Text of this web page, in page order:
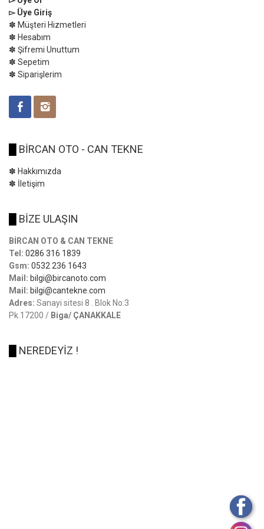
▻ Üye Giriş
✽ Müşteri Hizmetleri
✽ Hesabım
✽ Şifremi Unuttum
✽ Sepetim
✽ Siparişlerim
BİRCAN OTO - CAN TEKNE
✽ Hakkımızda
✽ İletişim
BİZE ULAŞIN
BİRCAN OTO & CAN TEKNE
Tel: 0286 316 1839
Gsm: 0532 236 1643
Mail: bilgi@bircanoto.com
Mail: bilgi@cantekne.com
Adres: Sanayi sitesi 8 . Blok No:3
Pk.17200 / Biga/ ÇANAKKALE
NEREDEYİZ !